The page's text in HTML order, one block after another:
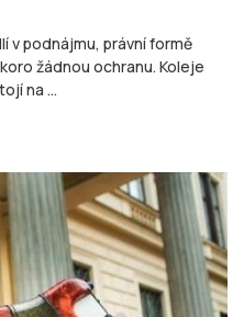
v podnájmu, právní formě
žádnou ochranu. Koleje
na ...